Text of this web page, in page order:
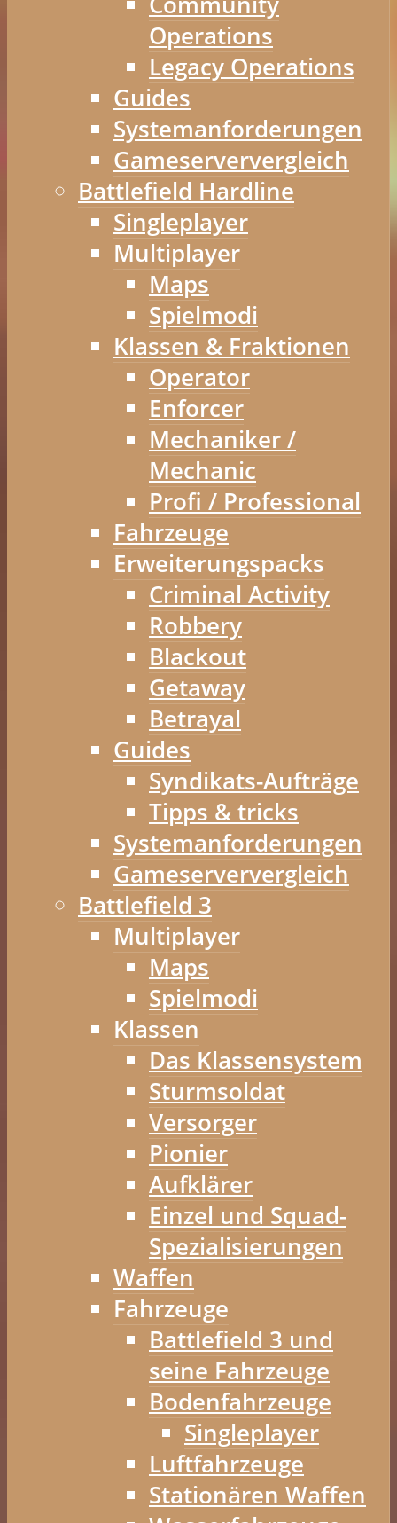
Operations
Legacy Operations
Guides
Systemanforderungen
Gameserververgleich
Battlefield Hardline
Singleplayer
Multiplayer
Maps
Spielmodi
Klassen & Fraktionen
Operator
Enforcer
Mechaniker /
Mechanic
Profi / Professional
Fahrzeuge
Erweiterungspacks
Criminal Activity
Robbery
Blackout
Getaway
Betrayal
Guides
Syndikats-Aufträge
Tipps & tricks
Systemanforderungen
Gameserververgleich
Battlefield 3
Multiplayer
Maps
Spielmodi
Klassen
Das Klassensystem
Sturmsoldat
Versorger
Pionier
Aufklärer
Einzel und Squad-
Spezialisierungen
Waffen
Fahrzeuge
Battlefield 3 und
seine Fahrzeuge
Bodenfahrzeuge
Singleplayer
Luftfahrzeuge
Stationären Waffen